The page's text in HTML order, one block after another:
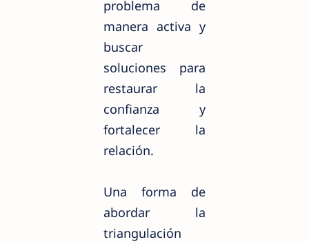
problema de
manera activa y
buscar
soluciones para
restaurar la
confianza y
fortalecer la
relación.
Una forma de
abordar la
triangulación